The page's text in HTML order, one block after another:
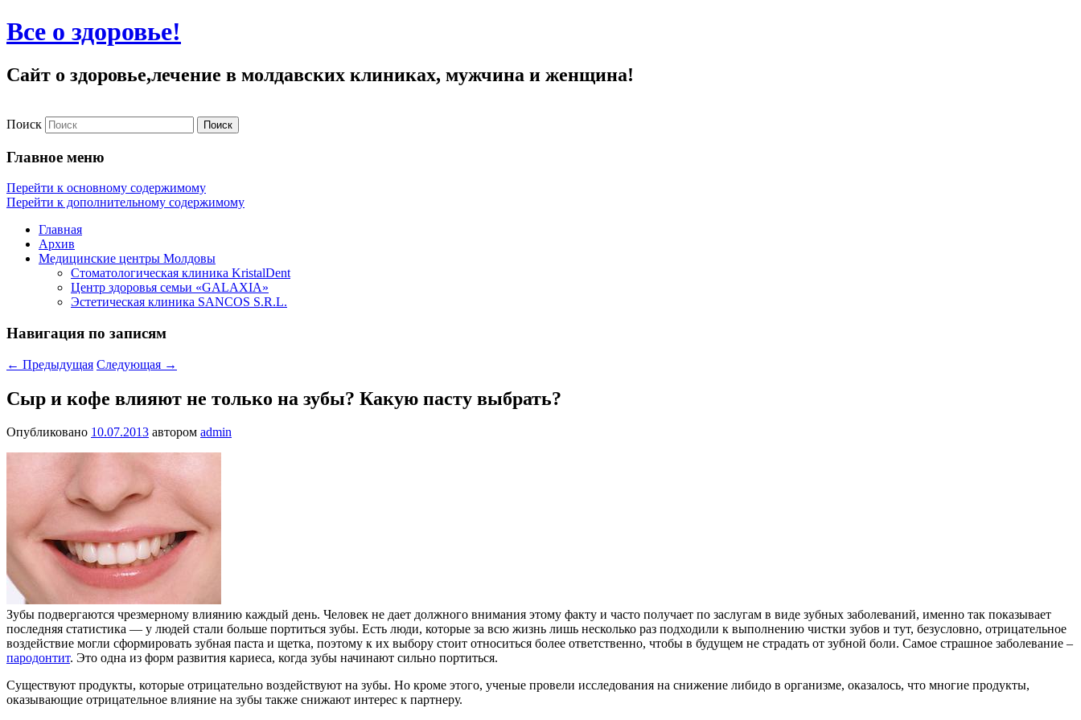
Все о здоровье!
Сайт о здоровье,лечение в молдавских клиниках, мужчина и женщина!
Поиск
Главное меню
Перейти к основному содержимому
Перейти к дополнительному содержимому
Главная
Архив
Медицинские центры Молдовы
Стоматологическая клиника KristalDent
Центр здоровья семьи «GALAXIA»
Эстетическая клиника SANCOS S.R.L.
Навигация по записям
← Предыдущая Следующая →
Сыр и кофе влияют не только на зубы? Какую пасту выбрать?
Опубликовано 10.07.2013 автором admin
Зубы подвергаются чрезмерному влиянию каждый день. Человек не дает должного внимания этому факту и часто получает по заслугам в виде зубных заболеваний, именно так показывает
последняя статистика — у людей стали больше портиться зубы. Есть люди, которые за всю жизнь лишь несколько раз подходили к выполнению чистки зубов и тут, безусловно, отрицательное
воздействие могли сформировать зубная паста и щетка, поэтому к их выбору стоит относиться более ответственно, чтобы в будущем не страдать от зубной боли. Самое страшное заболевание –
пародонтит. Это одна из форм развития кариеса, когда зубы начинают сильно портиться.
Существуют продукты, которые отрицательно воздействуют на зубы. Но кроме этого, ученые провели исследования на снижение либидо в организме, оказалось, что многие продукты,
оказывающие отрицательное влияние на зубы также снижают интерес к партнеру.